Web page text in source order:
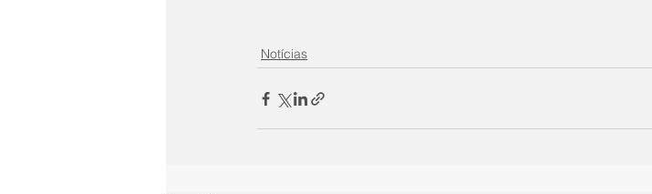
Notícias